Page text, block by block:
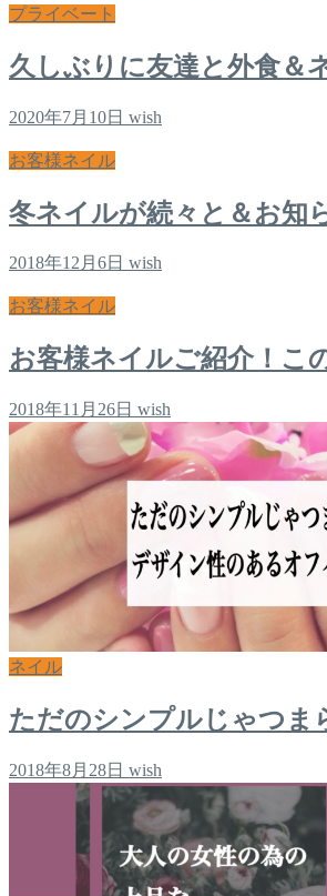
プライベート
久しぶりに友達と外食＆
2020年7月10日 wish
お客様ネイル
冬ネイルが続々と＆お知
2018年12月6日 wish
お客様ネイル
お客様ネイルご紹介！こ
2018年11月26日 wish
ネイル
ただのシンプルじゃつま
2018年8月28日 wish